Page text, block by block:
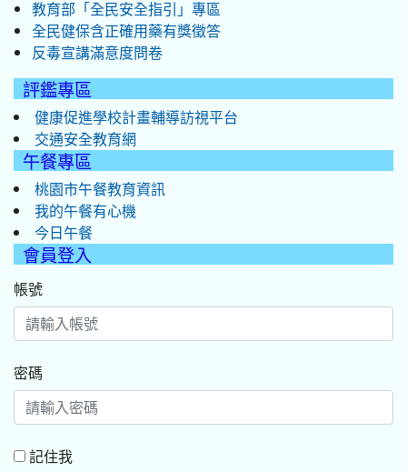
教育部「全民安全指引」專區
全民健保含正確用藥有獎徵答
反毒宣講滿意度問卷
評鑑專區
健康促進學校計畫輔導訪視平台
交通安全教育網
午餐專區
桃園市午餐教育資訊
我的午餐有心機
今日午餐
會員登入
帳號
密碼
記住我